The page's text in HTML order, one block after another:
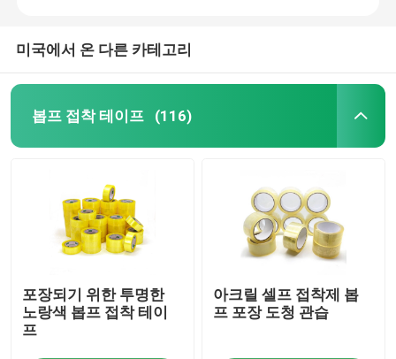
제품
우리에 대하여
미국에서 온 다른 카테고리
봅프 접착 테이프 (116)
포장되기 위한 투명한
노랑색 봅프 접착 테이
프
아크릴 셀프 접착제 봅
프 포장 도청 관습